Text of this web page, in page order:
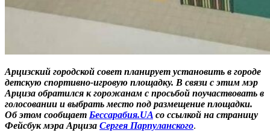
Арцизский городской совет планирует установить в городе
детскую спортивно-игровую площадку. В связи с этим мэр
Арциза обратился к горожанам с просьбой поучаствовать в
голосовании и выбрать место под размещение площадки.
Об этом сообщает Бессарабия.UA со ссылкой на страницу
Фейсбук мэра Арциза Сергея Парпуланского.